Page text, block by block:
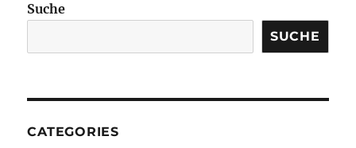
Suche
SUCHE
CATEGORIES